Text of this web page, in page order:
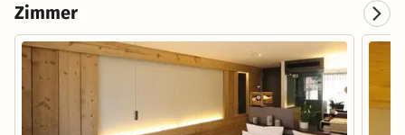
Zimmer